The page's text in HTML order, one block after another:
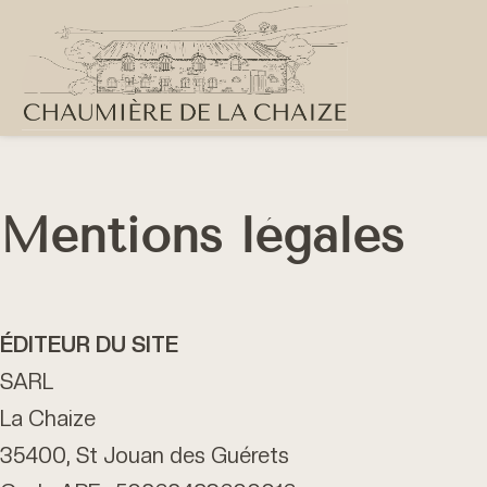
Mentions légales
ÉDITEUR DU SITE
SARL
La Chaize
35400, St Jouan des Guérets